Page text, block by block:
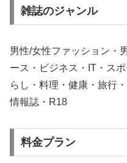
雑誌のジャンル
男性/女性ファッション・
ース・ビジネス・IT・ス
らし・料理・健康・旅行
情報誌・R18
料金プラン